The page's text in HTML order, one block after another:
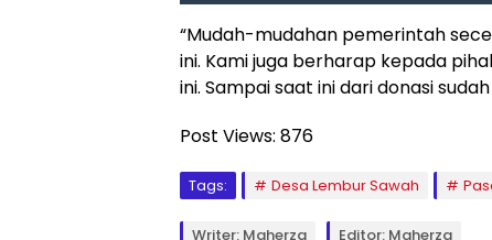
“Mudah-mudahan pemerintah
ini. Kami juga berharap kepada
ini. Sampai saat ini dari donasi
Post Views: 876
Tags: Desa Lembur Sawah
Writer: Maherza Editor: Maherza